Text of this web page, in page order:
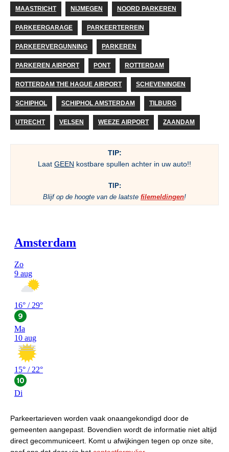
MAASTRICHT NIJMEGEN NOORD PARKEREN
PARKEERGARAGE PARKEERTERREIN
PARKEERVERGUNNING PARKEREN
PARKEREN AIRPORT PONT ROTTERDAM
ROTTERDAM THE HAGUE AIRPORT SCHEVENINGEN
SCHIPHOL SCHIPHOL AMSTERDAM TILBURG
UTRECHT VELSEN WEEZE AIRPORT ZAANDAM
TIP:
Laat GEEN kostbare spullen achter in uw auto!!
TIP:
Blijf op de hoogte van de laatste filemeldingen!
Parkeertarieven worden vaak onaangekondigd door de
gemeenten aangepast. Bovendien wordt de informatie niet altijd
direct gecommuniceert. Komt u afwijkingen tegen op onze site,